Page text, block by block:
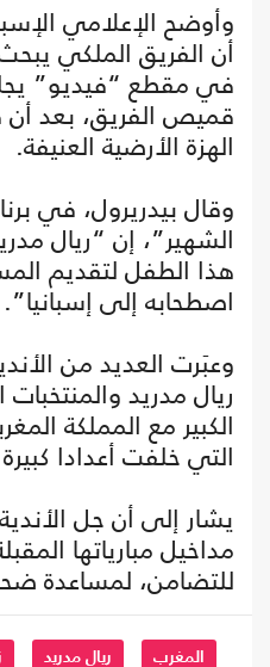
وأوضح الإعلامي
أن الفريق الملكي
في مقطع “فيديو”
قميص الفريق، بعد
الهزة الأرضية العنيفة.
وقال بيدريرول، في
الشهير”، إن “ريال
هذا الطفل لتقديم
اصطحابه إلى إسبانيا”.
وعبَرت العديد من
ريال مدريد
الكبير مع المملكة
التي خلفت أعدادا
يشار إلى أن جل
مداخيل مبارياتها
للتضامن، لمساعدة
المغرب ريال مدريد